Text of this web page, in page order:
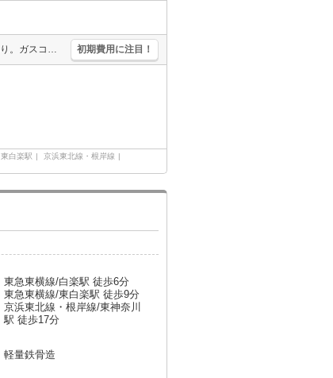
退去時の清掃費実費。礼金なし。浴室はシャワーのみ。室内に洗濯機置場あり。ガスコンロ設置可。消火剤・防災グッズ代16,500円～。 初期費用に注目！
東白楽駅
京浜東北線・根岸線
東急東横線/白楽駅 徒歩6分
東急東横線/東白楽駅 徒歩9分
京浜東北線・根岸線/東神奈川
駅 徒歩17分
軽量鉄骨造